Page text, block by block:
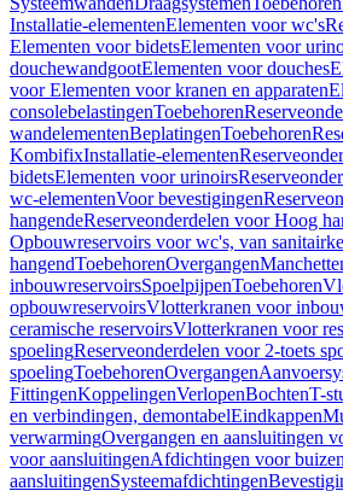
Installatie-elementenElementen voor wc's
Elementen voor bidetsElementen voor
douchewandgootElementen voor douches
voor Elementen voor kranen en apparaten
consolebelastingenToebehoren
wandelementenBeplatingenToebehoren
KombifixInstallatie-elementen
bidetsElementen voor urinoirs
wc-elementenVoor bevestigingen
hangendeReserveonderdelen voor Hoog
Opbouwreservoirs voor wc's, van
hangendToebehorenOvergangen
inbouwreservoirsSpoelpijpenToebehoren
opbouwreservoirsVlotterkranen voor
ceramische reservoirsVlotterkranen voor
spoelingReserveonderdelen voor 2-toets
spoelingToebehorenOvergangen
FittingenKoppelingenVerlopenBochtenT-
en verbindingen, demontabelEindkappen
verwarmingOvergangen en aansluitingen
voor aansluitingenAfdichtingen voor
aansluitingenSysteemafdichtingen